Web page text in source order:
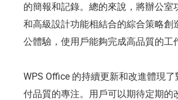
的簡報和記錄。總的來說，將辦公室
和高級設計功能相結合的綜合策略創
公體驗，使用戶能夠完成高品質的工
WPS Office 的持續更新和改進體現
付品質的專注。用戶可以期待定期的